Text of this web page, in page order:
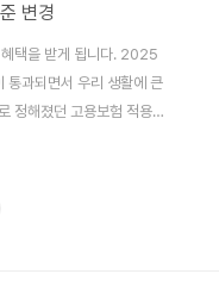
변경
혜택을 받게 됩니다. 2025
통과되면서 우리 생활에 큰
정해졌던 고용보험 적용이
가 왜 중요하고, 우리에게
각지대 해소, 더 많은 사